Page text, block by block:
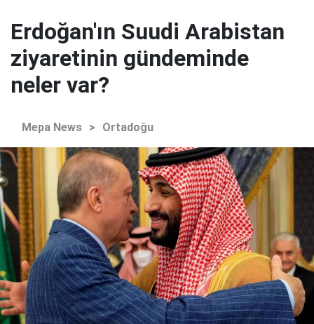
Erdoğan'ın Suudi Arabistan
ziyaretinin gündeminde
neler var?
Mepa News > Ortadoğu